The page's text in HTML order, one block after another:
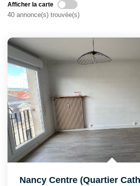
NOTRE
ESPACE
Afficher la carte
40 annonce(s) trouvée(s)
Nancy Centre (Quartier